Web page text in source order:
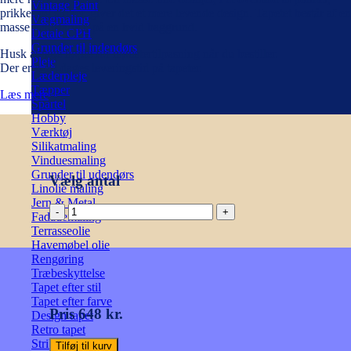
Vintage Paint
Vægmaling
Detale CPH
Grunder til indendørs
Pleje
Læderpleje
Tæpper
Spartel
Hobby
Værktøj
Silikatmaling
Vinduesmaling
Grunder til udendørs
Linolie maling
Jern & Metal
Fadademaling
Terrasseolie
Havemøbel olie
Rengøring
Træbeskyttelse
Tapet efter stil
Tapet efter farve
Design tapet
Retro tapet
Stribet tapet
prikker og striber, giver det et mere levende design. Tapetet består af en
masse naturfarver, på en hvid baggrund.
Husk at tage højde for mønstertilpasning når du bestiller.
Der er 4-14 dages leveringstid på tapeter.
Læs mere
Vælg antal
JOSE
ROSEWATER
TF
antal
Pris 648 kr.
Tilføj til kurv